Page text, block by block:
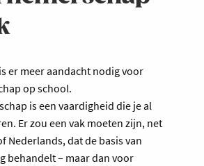
er meer aandacht nodig voor
op school.
is een vaardigheid die je al
Er zou een vak moeten zijn, net
Nederlands, dat de basis van
behandelt – maar dan voor